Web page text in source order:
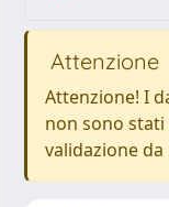
Attenzione
Attenzione! I
non sono
validazione